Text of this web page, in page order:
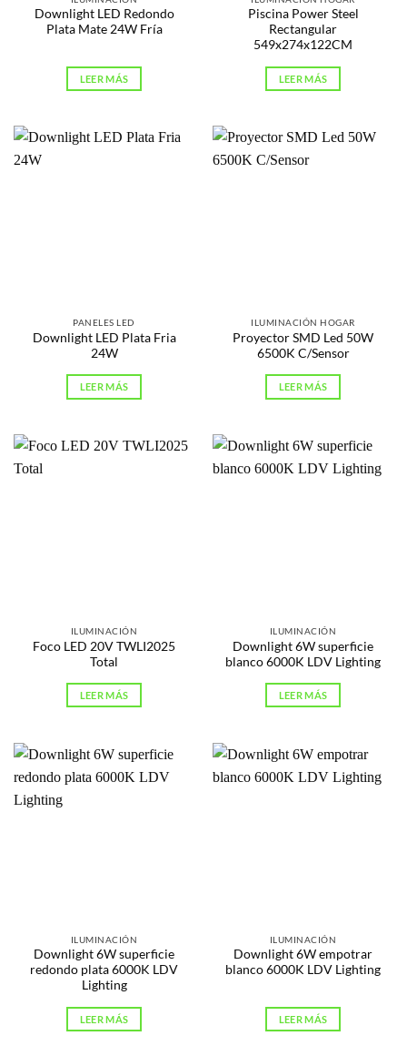
Downlight LED Redondo
Plata Mate 24W Fría
LEER MÁS
Piscina Power Steel
Rectangular
549x274x122CM
LEER MÁS
PANELES LED
Downlight LED Plata Fria
24W
LEER MÁS
ILUMINACIÓN HOGAR
Proyector SMD Led 50W
6500K C/Sensor
LEER MÁS
ILUMINACIÓN
Foco LED 20V TWLI2025
Total
LEER MÁS
ILUMINACIÓN
Downlight 6W superficie
blanco 6000K LDV Lighting
LEER MÁS
ILUMINACIÓN
Downlight 6W superficie
redondo plata 6000K LDV
Lighting
LEER MÁS
ILUMINACIÓN
Downlight 6W empotrar
blanco 6000K LDV Lighting
LEER MÁS